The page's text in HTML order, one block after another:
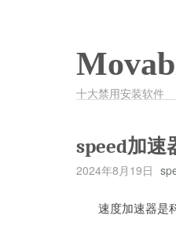
十大禁用安装软件
speed加速
2024年8月19日
速度加速器是科